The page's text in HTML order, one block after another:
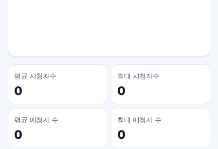
평균 시청자수
0
최대 시청자수
0
평균 애청자 수
0
최대 애청자 수
0